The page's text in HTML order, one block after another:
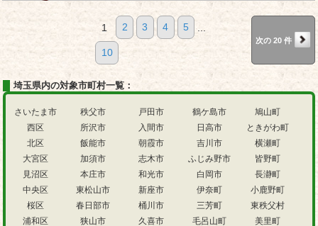
1 2 3 4 5
10
次の 20 件
埼玉県内の対象市町村一覧：
さいたま市
西区
北区
大宮区
見沼区
中央区
桜区
浦和区
秩父市
所沢市
飯能市
加須市
本庄市
東松山市
春日部市
狭山市
戸田市
入間市
朝霞市
志木市
和光市
新座市
桶川市
久喜市
鶴ケ島市
日高市
吉川市
ふじみ野市
白岡市
伊奈町
三芳町
毛呂山町
鳩山町
ときがわ町
横瀬町
皆野町
長瀞町
小鹿野町
東秩父村
美里町